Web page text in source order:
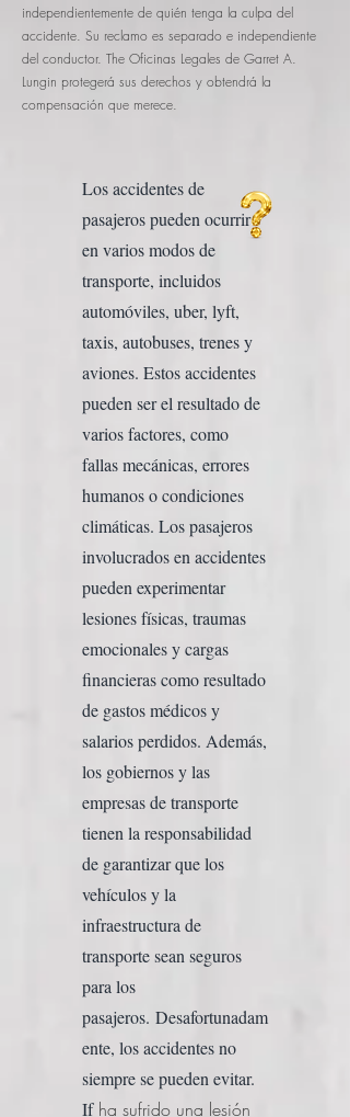
independientemente de quién tenga la culpa del
accidente. Su reclamo es separado e independiente
del conductor. The Oficinas Legales de Garret A.
Lungin protegerá sus derechos y obtendrá la
compensación que merece.
Los accidentes de
pasajeros pueden ocurrir
en varios modos de
transporte, incluidos
automóviles, uber, lyft,
taxis, autobuses, trenes y
aviones. Estos accidentes
pueden ser el resultado de
varios factores, como
fallas mecánicas, errores
humanos o condiciones
climáticas. Los pasajeros
involucrados en accidentes
pueden experimentar
lesiones físicas, traumas
emocionales y cargas
financieras como resultado
de gastos médicos y
salarios perdidos. Además,
los gobiernos y las
empresas de transporte
tienen la responsabilidad
de garantizar que los
vehículos y la
infraestructura de
transporte sean seguros
para los
pasajeros. Desafortunadam
ente, los accidentes no
siempre se pueden evitar.
If ha sufrido una lesión